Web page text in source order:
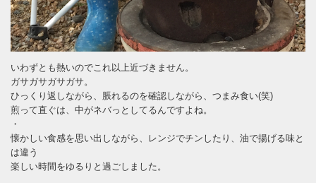
いわずとも熱いのでこれ以上近づきません。
ガサガサガサガサ。
ひっくり返しながら、脹れるのを確認しながら、つまみ食い(笑)
煎って直ぐは、中がネバっとしてるんですよね。
・
懐かしい食感を思い出しながら、レンジでチンしたり、油で揚げる味と
は違う
楽しい時間をゆるりと過ごしました。